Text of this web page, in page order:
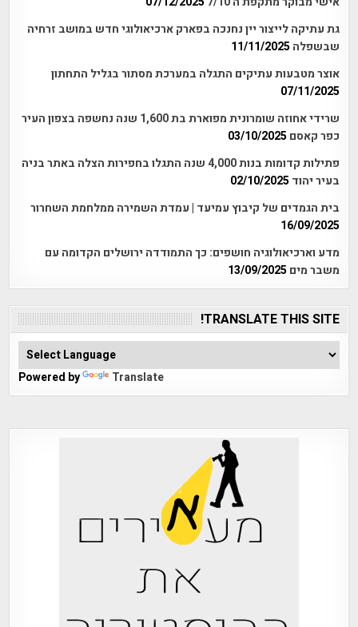
גת עתיקה לייצור יין נחנכה בפארק ארכיאולוגי חדש במושב זרחיה
שבשפלה 11/11/2025
אוצר מטבעות עתיקים התגלה במערכת מסתור בגליל התחתון
07/11/2025
שרידי אחוזה שומרונית מפוארת בת 1,600 שנה נחשפה בצפון העיר
כפר קאסם 03/10/2025
פתילות קדומות בנות 4,000 שנה התגלו בחפירות הצלה באתר בניה
בעיר יהוד 02/10/2025
בית הגמדים של קיבוץ עמיעד | עמדת השמירה ממלחמת השחרור
16/09/2025
מדע וארכיאולוגיה חושפים: כך התמודדה ירושלים הקדומה עם
משבר מים 13/09/2025
TRANSLATE THIS SITE!
Powered by Translate